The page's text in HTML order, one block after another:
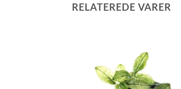
RELATEREDE VARER